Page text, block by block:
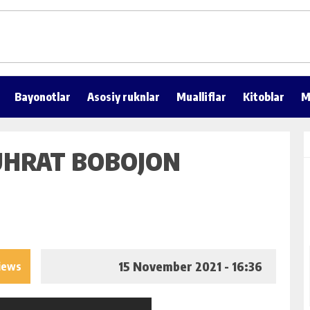
Bayonotlar Asosiy ruknlar Mualliflar Kitoblar
BOBOJON
15 November 2021 - 16:36